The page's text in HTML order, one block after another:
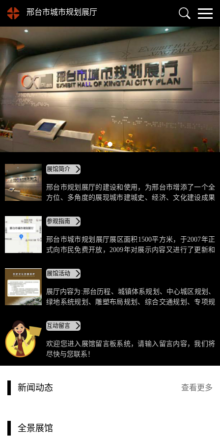
邢台市城市规划展厅
展馆简介
邢台市规划展厅的建设和使用，为邢台市增添了一个全
方位、多角度的展现城市建城史、经济、文化建设成果
为市民提供了一个“关注规划、参与规划，监督规划”的
新平台。 在制作上，不仅采用展板、模型、沙盘等传统
技术，而且采用激光、多媒体和声、光、电相配套的科
技手段，通过电子翻书、触摸屏等方式向全市人民展示
参观指南
邢台市城市规划展厅展区面积1500平方米，于2007年正
式向市民免费开放，2009年对展示内容又进行了更新和
和青少年爱国主义教育基地。
展馆活动
展厅内容为:邢台历程、城镇体系规划、中心城区规划、
绿地系统规划、雕塑布局规划、综合交通规划、专项规
主要道路景观规划、拆迁整治规划、七里河治理规划、
城市节点规划、居住区规划等。
互动留言
欢迎您进入展馆留言板系统，请输入留言内容，我们将
尽快与您联系！
查看更多
新闻动态
全景展馆